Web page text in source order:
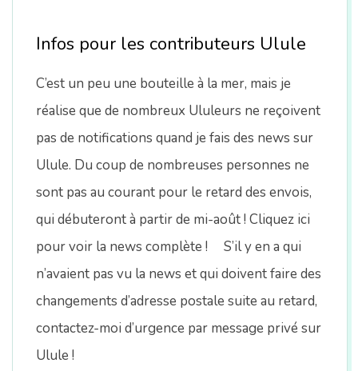
Infos pour les contributeurs Ulule
C’est un peu une bouteille à la mer, mais je
réalise que de nombreux Ululeurs ne reçoivent
pas de notifications quand je fais des news sur
Ulule. Du coup de nombreuses personnes ne
sont pas au courant pour le retard des envois,
qui débuteront à partir de mi-août ! Cliquez ici
pour voir la news complète ! S’il y en a qui
n’avaient pas vu la news et qui doivent faire des
changements d’adresse postale suite au retard,
contactez-moi d’urgence par message privé sur
Ulule !